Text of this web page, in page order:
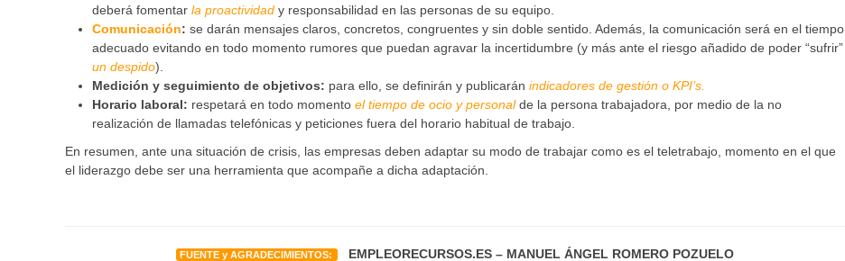
deberá fomentar la proactividad y responsabilidad en las personas de su equipo.
Comunicación: se darán mensajes claros, concretos, congruentes y sin doble sentido. Además, la comunicación será en el tiempo
adecuado evitando en todo momento rumores que puedan agravar la incertidumbre (y más ante el riesgo añadido de poder “sufrir”
un despido).
Medición y seguimiento de objetivos: para ello, se definirán y publicarán indicadores de gestión o KPI’s.
Horario laboral: respetará en todo momento el tiempo de ocio y personalde la persona trabajadora, por medio de la no
realización de llamadas telefónicas y peticiones fuera del horario habitual de trabajo.
En resumen, ante una situación de crisis, las empresas deben adaptar su modo de trabajar como es el teletrabajo, momento en el que
el liderazgo debe ser una herramienta que acompañe a dicha adaptación.
FUENTE y AGRADECIMIENTOS: EMPLEORECURSOS.ES – MANUEL ÁNGEL ROMERO POZUELO